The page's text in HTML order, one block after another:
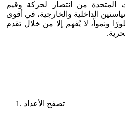
المتحدة من انتصار لحركة وقيم
الداخلية والخارجية، في أقوى
ونمواً، لا يُفهم إلا من خلال تقدم
تصفح الأعداد